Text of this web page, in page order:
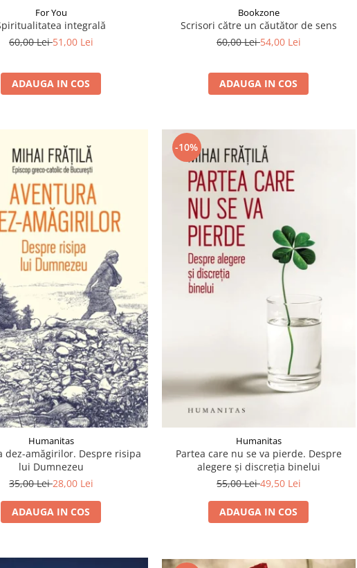
For You
integrală
60,00 Lei51,00 Lei
ADAUGA IN COS
Bookzone
Scrisori către un căutător de sens
60,00 Lei54,00 Lei
ADAUGA IN COS
Humanitas
dez-amăgirilor. Despre risipa
lui Dumnezeu
35,00 Lei28,00 Lei
ADAUGA IN COS
-10%
Humanitas
Partea care nu se va pierde. Despre
alegere şi discreţia binelui
55,00 Lei49,50 Lei
ADAUGA IN COS